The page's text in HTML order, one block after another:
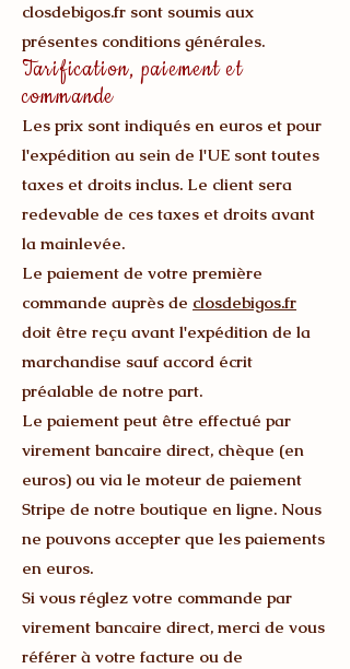
closdebigos.fr sont soumis aux
présentes conditions générales.
Tarification, paiement et
commande
Les prix sont indiqués en euros et pour
l'expédition au sein de l'UE sont toutes
taxes et droits inclus. Le client sera
redevable de ces taxes et droits avant
la mainlevée.
Le paiement de votre première
commande auprès de closdebigos.fr
doit être reçu avant l'expédition de la
marchandise sauf accord écrit
préalable de notre part.
Le paiement peut être effectué par
virement bancaire direct, chèque (en
euros) ou via le moteur de paiement
Stripe de notre boutique en ligne. Nous
ne pouvons accepter que les paiements
en euros.
Si vous réglez votre commande par
virement bancaire direct, merci de vous
référer à votre facture ou de